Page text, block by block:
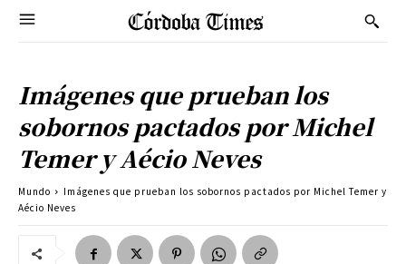
Imágenes que prueban los
sobornos pactados por Michel
Temer y Aécio Neves
Mundo
Imágenes que prueban los sobornos pactados por Michel Temer y
Aécio Neves